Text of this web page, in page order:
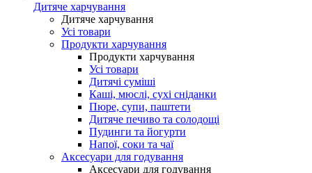
Дитяче харчування
Дитяче харчування
Усі товари
Продукти харчування
Продукти харчування
Усі товари
Дитячі суміші
Каші, мюслі, сухі сніданки
Пюре, супи, паштети
Дитяче печиво та солодощі
Пудинги та йогурти
Напої, соки та чаї
Аксесуари для годування
Аксесуари для годування